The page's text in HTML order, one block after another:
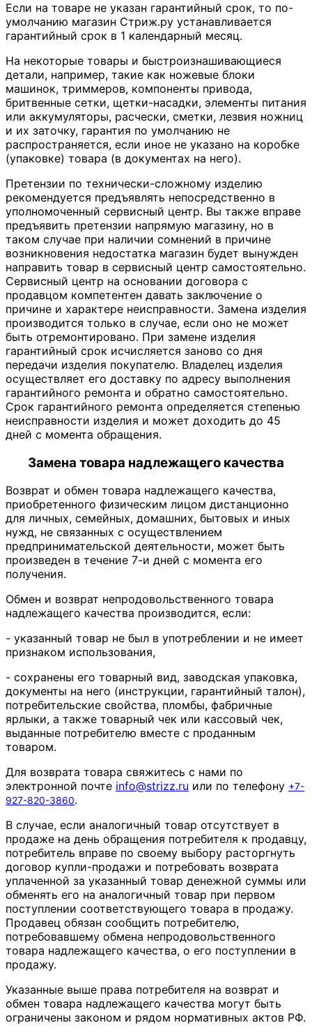
Если на товаре не указан гарантийный срок, то по-
умолчанию магазин Стриж.ру устанавливается
гарантийный срок в 1 календарный месяц.
На некоторые товары и быстроизнашивающиеся
детали, например, такие как ножевые блоки
машинок, триммеров, компоненты привода,
бритвенные сетки, щетки-насадки, элементы питания
или аккумуляторы, расчески, сметки, лезвия ножниц
и их заточку, гарантия по умолчанию не
распространяется, если иное не указано на коробке
(упаковке) товара (в документах на него).
Претензии по технически-сложному изделию
рекомендуется предъявлять непосредственно в
уполномоченный сервисный центр. Вы также вправе
предъявить претензии напрямую магазину, но в
таком случае при наличии сомнений в причине
возникновения недостатка магазин будет вынужден
направить товар в сервисный центр самостоятельно.
Сервисный центр на основании договора с
продавцом компетентен давать заключение о
причине и характере неисправности. Замена изделия
производится только в случае, если оно не может
быть отремонтировано. При замене изделия
гарантийный срок исчисляется заново со дня
передачи изделия покупателю. Владелец изделия
осуществляет его доставку по адресу выполнения
гарантийного ремонта и обратно самостоятельно.
Срок гарантийного ремонта определяется степенью
неисправности изделия и может доходить до 45
дней с момента обращения.
Замена товара надлежащего качества
Возврат и обмен товара надлежащего качества,
приобретенного физическим лицом дистанционно
для личных, семейных, домашних, бытовых и иных
нужд, не связанных с осуществлением
предпринимательской деятельности, может быть
произведен в течение 7-и дней с момента его
получения.
Обмен и возврат непродовольственного товара
надлежащего качества производится, если:
- указанный товар не был в употреблении и не имеет
признаком использования,
- сохранены его товарный вид, заводская упаковка,
документы на него (инструкции, гарантийный талон),
потребительские свойства, пломбы, фабричные
ярлыки, а также товарный чек или кассовый чек,
выданные потребителю вместе с проданным
товаром.
Для возврата товара свяжитесь с нами по
электронной почте info@strizz.ru или по телефону +7-
927-820-3860.
В случае, если аналогичный товар отсутствует в
продаже на день обращения потребителя к продавцу,
потребитель вправе по своему выбору расторгнуть
договор купли-продажи и потребовать возврата
уплаченной за указанный товар денежной суммы или
обменять его на аналогичный товар при первом
поступлении соответствующего товара в продажу.
Продавец обязан сообщить потребителю,
потребовавшему обмена непродовольственного
товара надлежащего качества, о его поступлении в
продажу.
Указанные выше права потребителя на возврат и
обмен товара надлежащего качества могут быть
ограничены законом и рядом нормативных актов РФ.